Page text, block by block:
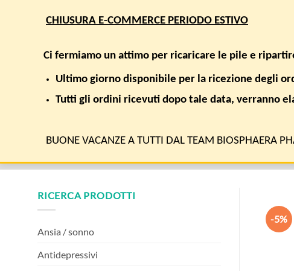
RICERCA PRODOTTI
Ansia / sonno
Antidepressivi
-5%
CHIUSURA E-COMMERCE PERIODO ESTIVO
Ci fermiamo un attimo per ricaricare le pile e
Ultimo giorno disponibile per la ricezione degli
Tutti gli ordini ricevuti dopo tale data, verranno
BUONE VACANZE A TUTTI DAL TEAM BIOSPHAERA